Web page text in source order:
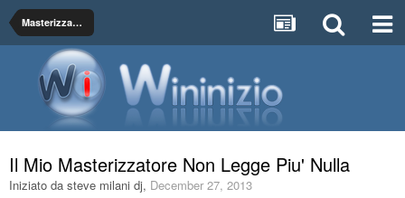
Masterizzatori
Il Mio Masterizzatore Non Legge Piu' Nulla
Iniziato da steve milani dj, December 27, 2013